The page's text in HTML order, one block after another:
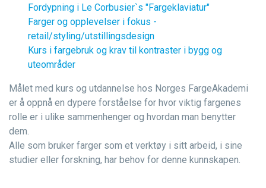
Fordypning i Le Corbusier`s "Fargeklaviatur"
Farger og opplevelser i fokus -
retail/styling/utstillingsdesign
Kurs i fargebruk og krav til kontraster i bygg og
uteområder
Målet med kurs og utdannelse hos Norges FargeAkademi
er å oppnå en dypere forståelse for hvor viktig fargenes
rolle er i ulike sammenhenger og hvordan man benytter
dem.
Alle som bruker farger som et verktøy i sitt arbeid, i sine
studier eller forskning, har behov for denne kunnskapen.